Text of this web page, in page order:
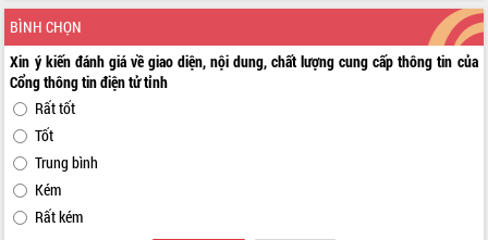
BÌNH CHỌN
Xin ý kiến đánh giá về giao diện, nội dung, chất lượng cung cấp thông tin của
Cổng thông tin điện tử tỉnh
Rất tốt
Tốt
Trung bình
Kém
Rất kém